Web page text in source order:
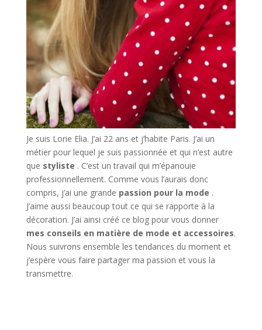
Je suis Lorie Elia. J’ai 22 ans et j’habite Paris. J’ai un
métier pour lequel je suis passionnée et qui n’est autre
que styliste . C’est un travail qui m’épanouie
professionnellement. Comme vous l’aurais donc
compris, j’ai une grande passion pour la mode .
J’aime aussi beaucoup tout ce qui se rapporte à la
décoration. J’ai ainsi créé ce blog pour vous donner
mes conseils en matière de mode et accessoires.
Nous suivrons ensemble les tendances du moment et
j’espère vous faire partager ma passion et vous la
transmettre.